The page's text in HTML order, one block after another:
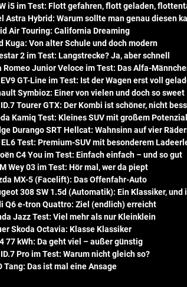
i5 im Test: Flott gefahren, flott geladen,
Astra Hybrid: Warum sollte man genau diesen
Air Touring: California Dreaming
Kuga: Von alter Schule und doch modern
2 im Test: Langstrecke? Ja, aber schnell
Romeo Junior Veloce im Test: Das Alfa-
GT-Line im Test: Ist der Wagen erst voll
Symbioz: Einer von vielen und doch so sweet
ID.7 Tourer GTX: Der Kombi ist schöner, nicht
Kamiq Test: Kleines SUV mit großem Potenzial
Durango SRT Hellcat: Wahnsinn auf vier
Test: Premium-SUV mit besonderem
C4 You im Test: Einfach einfach – und so gut
Wey 03 im Test: Hör mal, wer da piept
MX-5 (Facelift): Das Offenfahr-Auto
308 SW 1.5d (Automatik): Ein Klassiker, und
Q6 e-tron Quattro: Ziel (endlich) erreicht
Jazz Test: Viel mehr als nur Kleinklein
Skoda Octavia: Klasse Klassiker
77 kWh: Da geht viel – außer günstig
ID.7 Pro im Test: Warum nicht gleich so?
Tang: Das ist mal eine Ansage